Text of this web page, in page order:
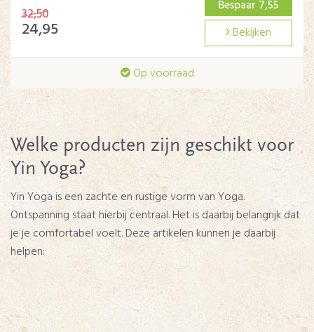
32,50
24,95
Bespaar 7,55
Bekijken
Op voorraad
Welke producten zijn geschikt voor
Yin Yoga?
Yin Yoga is een zachte en rustige vorm van Yoga.
Ontspanning staat hierbij centraal. Het is daarbij belangrijk dat
je je comfortabel voelt. Deze artikelen kunnen je daarbij
helpen: